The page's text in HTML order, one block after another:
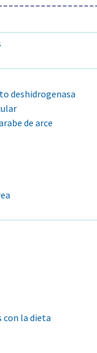
deshidrogenasa
de arce
con la dieta